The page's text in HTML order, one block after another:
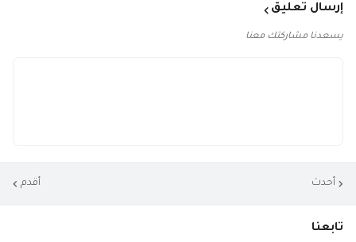
إرسال تعليق
يسعدنا مشاركتك معنا
أحدث أقدم
تابعنا